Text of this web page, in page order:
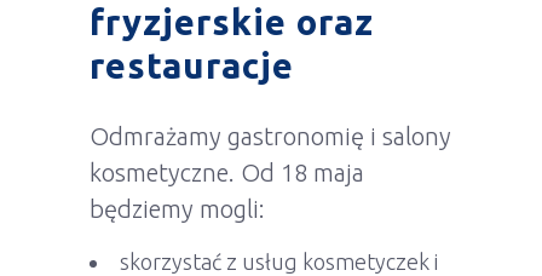
fryzjerskie oraz
restauracje
Odmrażamy gastronomię i salony
kosmetyczne. Od 18 maja
będziemy mogli:
skorzystać z usług kosmetyczek i